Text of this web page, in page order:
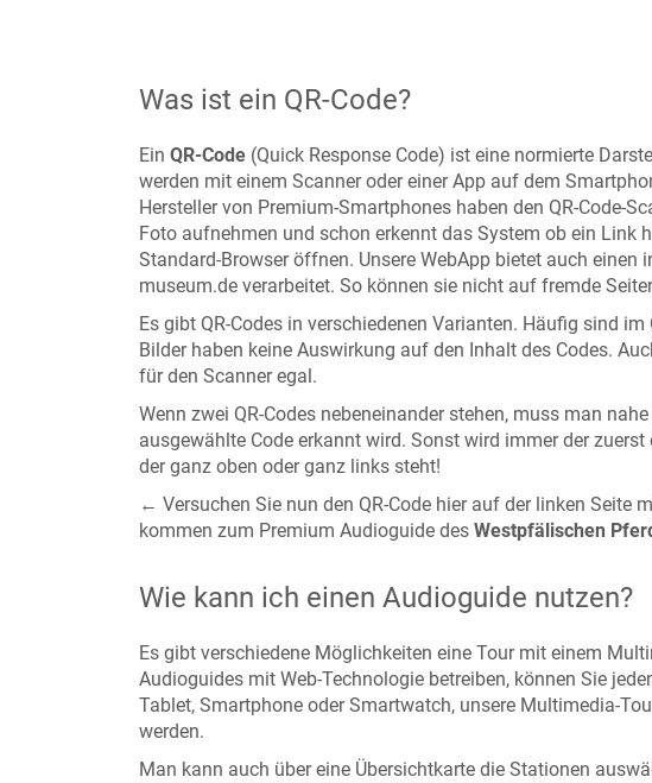
Was ist ein QR-Code?
Ein QR-Code (Quick Response Code) ist eine normierte
werden mit einem Scanner oder einer App auf dem
Hersteller von Premium-Smartphones haben den QR-Code-
Foto aufnehmen und schon erkennt das System ob ein Link
Standard-Browser öffnen. Unsere WebApp bietet auch einen
museum.de verarbeitet. So können sie nicht auf fremde
Es gibt QR-Codes in verschiedenen Varianten. Häufig sind
Bilder haben keine Auswirkung auf den Inhalt des Codes.
für den Scanner egal.
Wenn zwei QR-Codes nebeneinander stehen, muss man
ausgewählte Code erkannt wird. Sonst wird immer der
der ganz oben oder ganz links steht!
← Versuchen Sie nun den QR-Code hier auf der linken Seite
kommen zum Premium Audioguide des Westpfälischen
Wie kann ich einen Audioguide nutzen?
Es gibt verschiedene Möglichkeiten eine Tour mit einem
Audioguides mit Web-Technologie betreiben, können Sie
Tablet, Smartphone oder Smartwatch, unsere Multimedia-
werden.
Man kann auch über eine Übersichtkarte die Stationen